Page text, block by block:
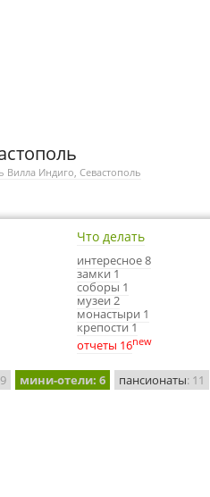
Вилла Индиго, Севастополь
Что делать
интересное 8
замки 1
соборы 1
музеи 2
монастыри 1
крепости 1
отчеты 16new
мини-отели: 6 пансионаты: 11